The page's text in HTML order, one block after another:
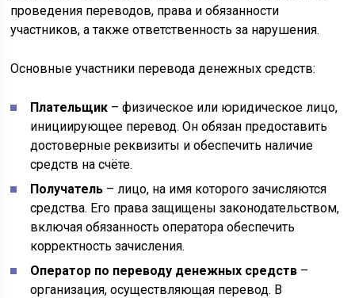
проведения переводов, права и обязанности
участников, а также ответственность за нарушения.
Основные участники перевода денежных средств:
Плательщик – физическое или юридическое лицо,
инициирующее перевод. Он обязан предоставить
достоверные реквизиты и обеспечить наличие
средств на счёте.
Получатель – лицо, на имя которого зачисляются
средства. Его права защищены законодательством,
включая обязанность оператора обеспечить
корректность зачисления.
Оператор по переводу денежных средств –
организация, осуществляющая перевод. В